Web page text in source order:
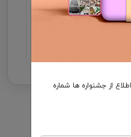
از جشنواره ها شماره